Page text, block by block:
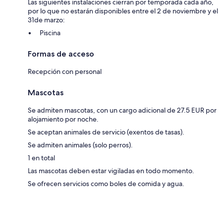
Las siguientes instalaciones cierran por temporada cada año,
por lo que no estarán disponibles entre el 2 de noviembre y el
31de marzo:
Piscina
Formas de acceso
Recepción con personal
Mascotas
Se admiten mascotas, con un cargo adicional de 27.5 EUR por
alojamiento por noche.
Se aceptan animales de servicio (exentos de tasas).
Se admiten animales (solo perros).
1 en total
Las mascotas deben estar vigiladas en todo momento.
Se ofrecen servicios como boles de comida y agua.